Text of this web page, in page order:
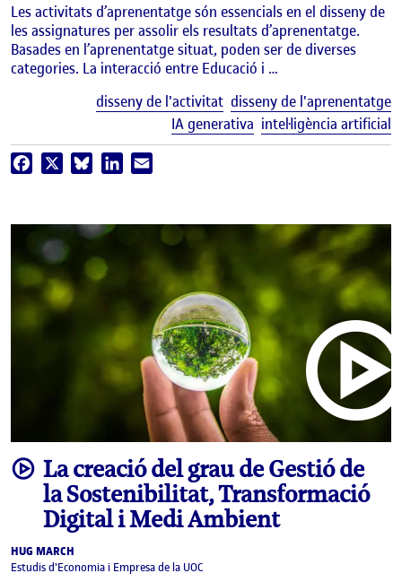
Les activitats d’aprenentatge són essencials en el disseny de
les assignatures per assolir els resultats d’aprenentatge.
Basades en l’aprenentatge situat, poden ser de diverses
categories. La interacció entre Educació i …
disseny de l'activitat disseny de l'aprenentatge
IA generativa intel·ligència artificial
Facebook BlueskyLinkedIn
videoLa creació del grau de Gestió de
la Sostenibilitat, Transformació
Digital i Medi Ambient
HUG MARCH
Estudis d'Economia i Empresa de la UOC